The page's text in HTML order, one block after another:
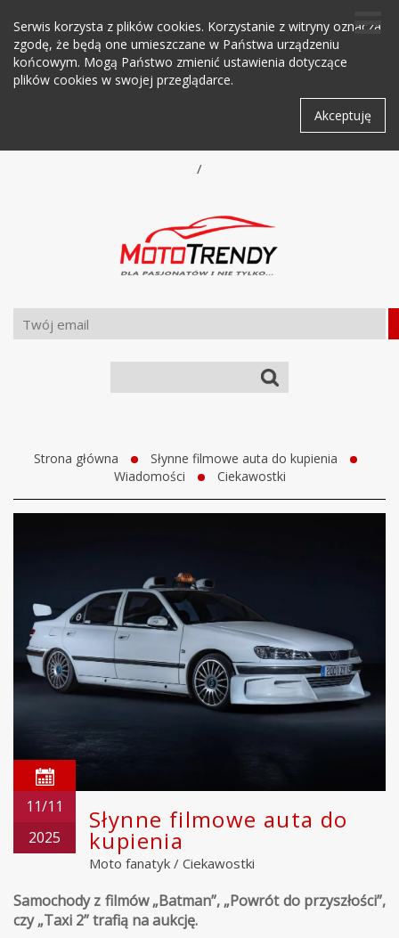
Serwis korzysta z plików cookies. Korzystanie z witryny oznacza
zgodę, że będą one umieszczane w Państwa urządzeniu
końcowym. Mogą Państwo zmienić ustawienia dotyczące
plików cookies w swojej przeglądarce.
Akceptuję
/
Strona główna
Słynne filmowe auta do kupienia
Wiadomości
Ciekawostki
11/11
2025
Słynne filmowe auta do
kupienia
Moto fanatyk / Ciekawostki
Samochody z filmów „Batman”, „Powrót do przyszłości”,
czy „Taxi 2” trafią na aukcję.